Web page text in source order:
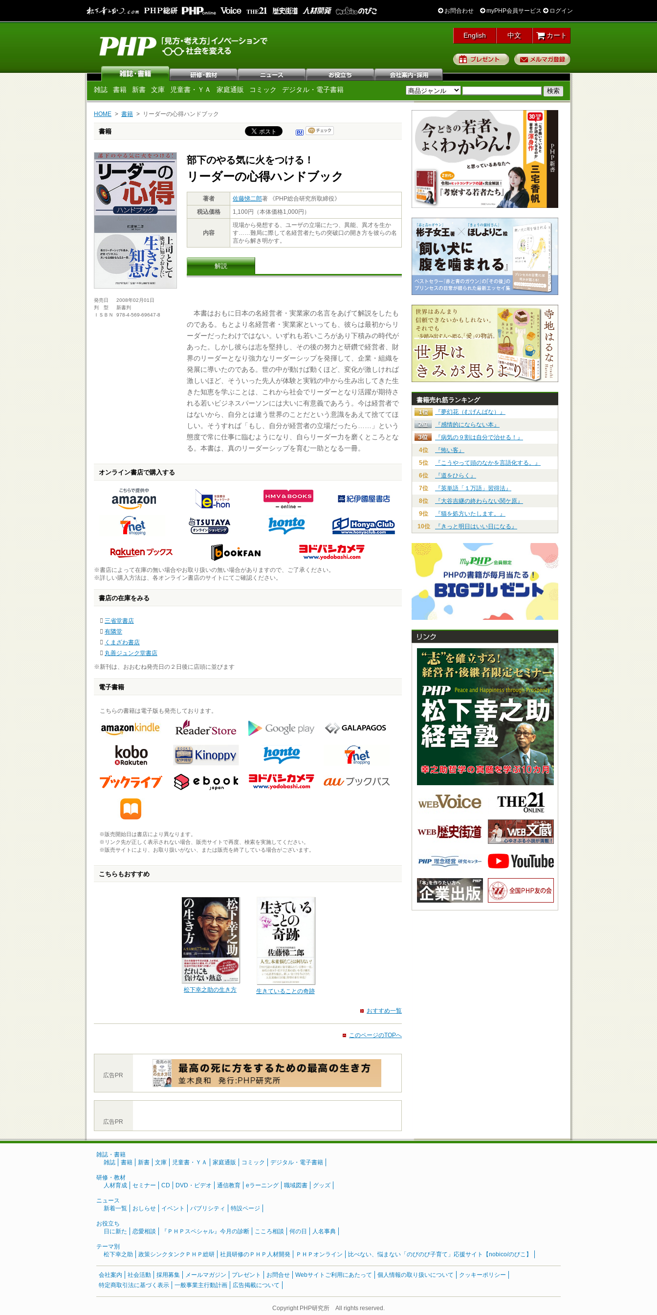
お問合わせ myPHP会員サービス ログイン
English 中文 カート
プレゼント
雑誌 書籍 新書 文庫 児童書・ＹＡ 家庭通販 コミック デジタル・電子書籍
HOME 書籍 リーダーの心得ハンドブック
書籍
発売日
2008年02月01日
判 型
新書判
ＩＳＢＮ
978-4-569-69647-8
部下のやる気に火をつける！
リーダーの心得ハンドブック
著者 佐藤悌二郎著 《PHP総合研究所取締役》
税込価格
1,100円（本体価格1,000円）
内容
現場から発想する、ユーザの立場にたつ、異能、異才を生か
す……難局に際して名経営者たちの突破口の開き方を彼らの名
言から解き明かす。
解説
本書はおもに日本の名経営者・実業家の名言をあげて解説をしたも
のである。もとより名経営者・実業家といっても、彼らは最初からリ
ーダーだったわけではない。いずれも若いころがあり下積みの時代が
あった。しかし彼らは志を堅持し、その後の努力と研鑽で経営者、財
界のリーダーとなり強力なリーダーシップを発揮して、企業・組織を
発展に導いたのである。世の中が動けば動くほど、変化が激しければ
激しいほど、そういった先人が体験と実戦の中から生み出してきた生
きた知恵を学ぶことは、これから社会でリーダーとなり活躍が期待さ
れる若いビジネスパーソンには大いに有意義であろう。今は経営者で
はないから、自分とは違う世界のことだという意識をあえて捨ててほ
しい。そうすれば「もし、自分が経営者の立場だったら……」という
態度で常に仕事に臨むようになり、自らリーダー力を磨くところとな
る。本書は、真のリーダーシップを育む一助となる一冊。
オンライン書店で購入する
※書店によって在庫の無い場合やお取り扱いの無い場合がありますので、ご了承ください。
※詳しい購入方法は、各オンライン書店のサイトにてご確認ください。
書店の在庫をみる
三省堂書店
有隣堂
くまざわ書店
丸善ジュンク堂書店
※新刊は、おおむね発売日の２日後に店頭に並びます
電子書籍
こちらの書籍は電子版も発売しております。
※販売開始日は書店により異なります。
※リンク先が正しく表示されない場合、販売サイトで再度、検索を実施してください。
※販売サイトにより、お取り扱いがない、または販売を終了している場合がございます。
こちらもおすすめ
松下幸之助の生き方 生きていることの奇跡
おすすめ一覧
このページのTOPへ
広告PR
広告PR
書籍売れ筋ランキング
『夢幻花（むげんばな）』
『感情的にならない本』
『病気の９割は自分で治せる！』
4位
『怖い客』
5位
『こうやって頭のなかを言語化する。』
6位
『道をひらく』
7位
『英単語「１万語」習得法』
8位
『大谷吉継の終わらない関ケ原』
9位
『猫を処方いたします。』
10位
『きっと明日はいい日になる』
雑誌・書籍
雑誌
書籍 新書 文庫 児童書・ＹＡ 家庭通販 コミック デジタル・電子書籍
研修・教材
人材育成
セミナー CD DVD・ビデオ 通信教育 eラーニング 職域図書 グッズ
ニュース
新着一覧
おしらせ イベント パブリシティ 特設ページ
お役立ち
日に新た
恋愛相談 『ＰＨＰスペシャル』今月の診断 こころ相談 何の日 人名事典
テーマ別
松下幸之助
政策シンクタンクＰＨＰ総研 社員研修のＰＨＰ人材開発 ＰＨＰオンライン 比べない、悩まない「のびのび子育て」応援サイト【nobico/のびこ】
会社案内 社会活動 採用募集 メールマガジン プレゼント お問合せ Webサイトご利用にあたって 個人情報の取り扱いについて
クッキーポリシー
特定商取引法に基づく表示
一般事業主行動計画 広告掲載について
Copyright PHP研究所 All rights reserved.